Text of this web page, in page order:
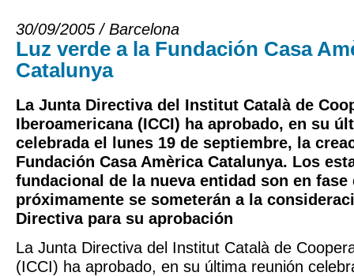
30/09/2005 / Barcelona
Luz verde a la Fundación Casa
Catalunya
La Junta Directiva del Institut Català de
Iberoamericana (ICCI) ha aprobado, en su
celebrada el lunes 19 de septiembre, la
Fundación Casa Amèrica Catalunya. Los
fundacional de la nueva entidad son en fase
próximamente se someterán a la
Directiva para su aprobación
La Junta Directiva del Institut Català de
(ICCI) ha aprobado, en su última reunión